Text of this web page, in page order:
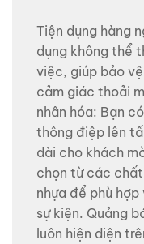
Tiện dụng hàng
dụng không thể
việc, giúp bảo
cảm giác thoải
nhân hóa: Bạn
thông điệp lên
dài cho khách
chọn từ các
nhựa để phù
sự kiện. Quảng
luôn hiện diện